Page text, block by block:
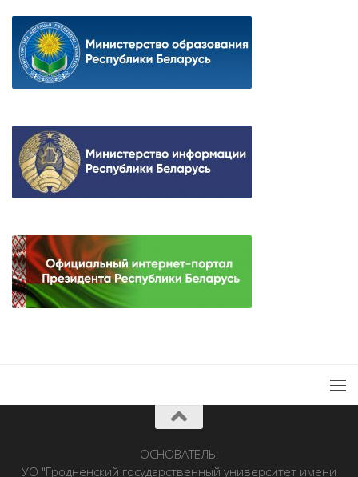
ОСНОВАТЕЛЬ:
УО "Гродненский государственный университет имени